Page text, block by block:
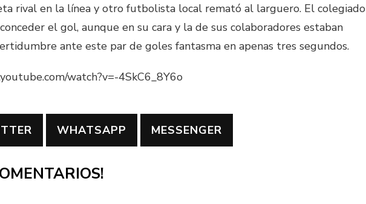
rival en la línea y otro futbolista local remató al larguero. El colegiado
el gol, aunque en su cara y la de sus colaboradores estaban
ante este par de goles fantasma en apenas tres segundos.
watch?v=-4SkC6_8Y6o
WHATSAPP MESSENGER